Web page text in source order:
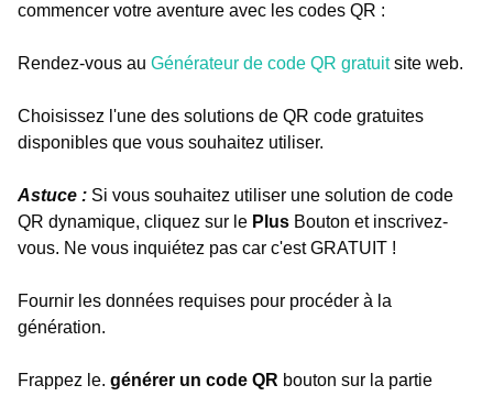
commencer votre aventure avec les codes QR :
Rendez-vous au Générateur de code QR gratuitsite web.
Choisissez l'une des solutions de QR code gratuites
disponibles que vous souhaitez utiliser.
Astuce : Si vous souhaitez utiliser une solution de code
QR dynamique, cliquez sur le Plus Bouton et inscrivez-
vous. Ne vous inquiétez pas car c'est GRATUIT !
Fournir les données requises pour procéder à la
génération.
Frappez le. générer un code QR bouton sur la partie